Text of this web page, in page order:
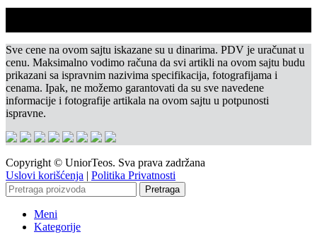
Sve cene na ovom sajtu iskazane su u dinarima. PDV je uračunat u
cenu. Maksimalno vodimo računa da svi artikli na ovom sajtu budu
prikazani sa ispravnim nazivima specifikacija, fotografijama i
cenama. Ipak, ne možemo garantovati da su sve navedene
informacije i fotografije artikala na ovom sajtu u potpunosti
ispravne.
Copyright © UniorTeos. Sva prava zadržana
Uslovi korišćenja | Politika Privatnosti
Pretraga
Meni
Kategorije